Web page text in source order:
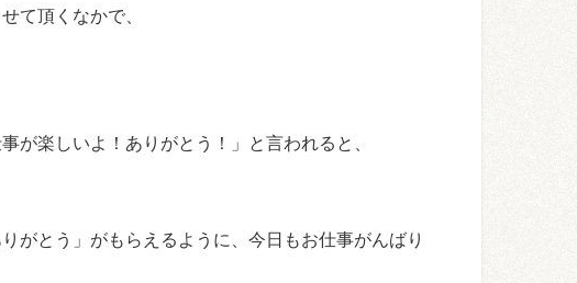
て頂くなかで、
が楽しいよ！ありがとう！」と言われると、
がとう」がもらえるように、今日もお仕事がんばり